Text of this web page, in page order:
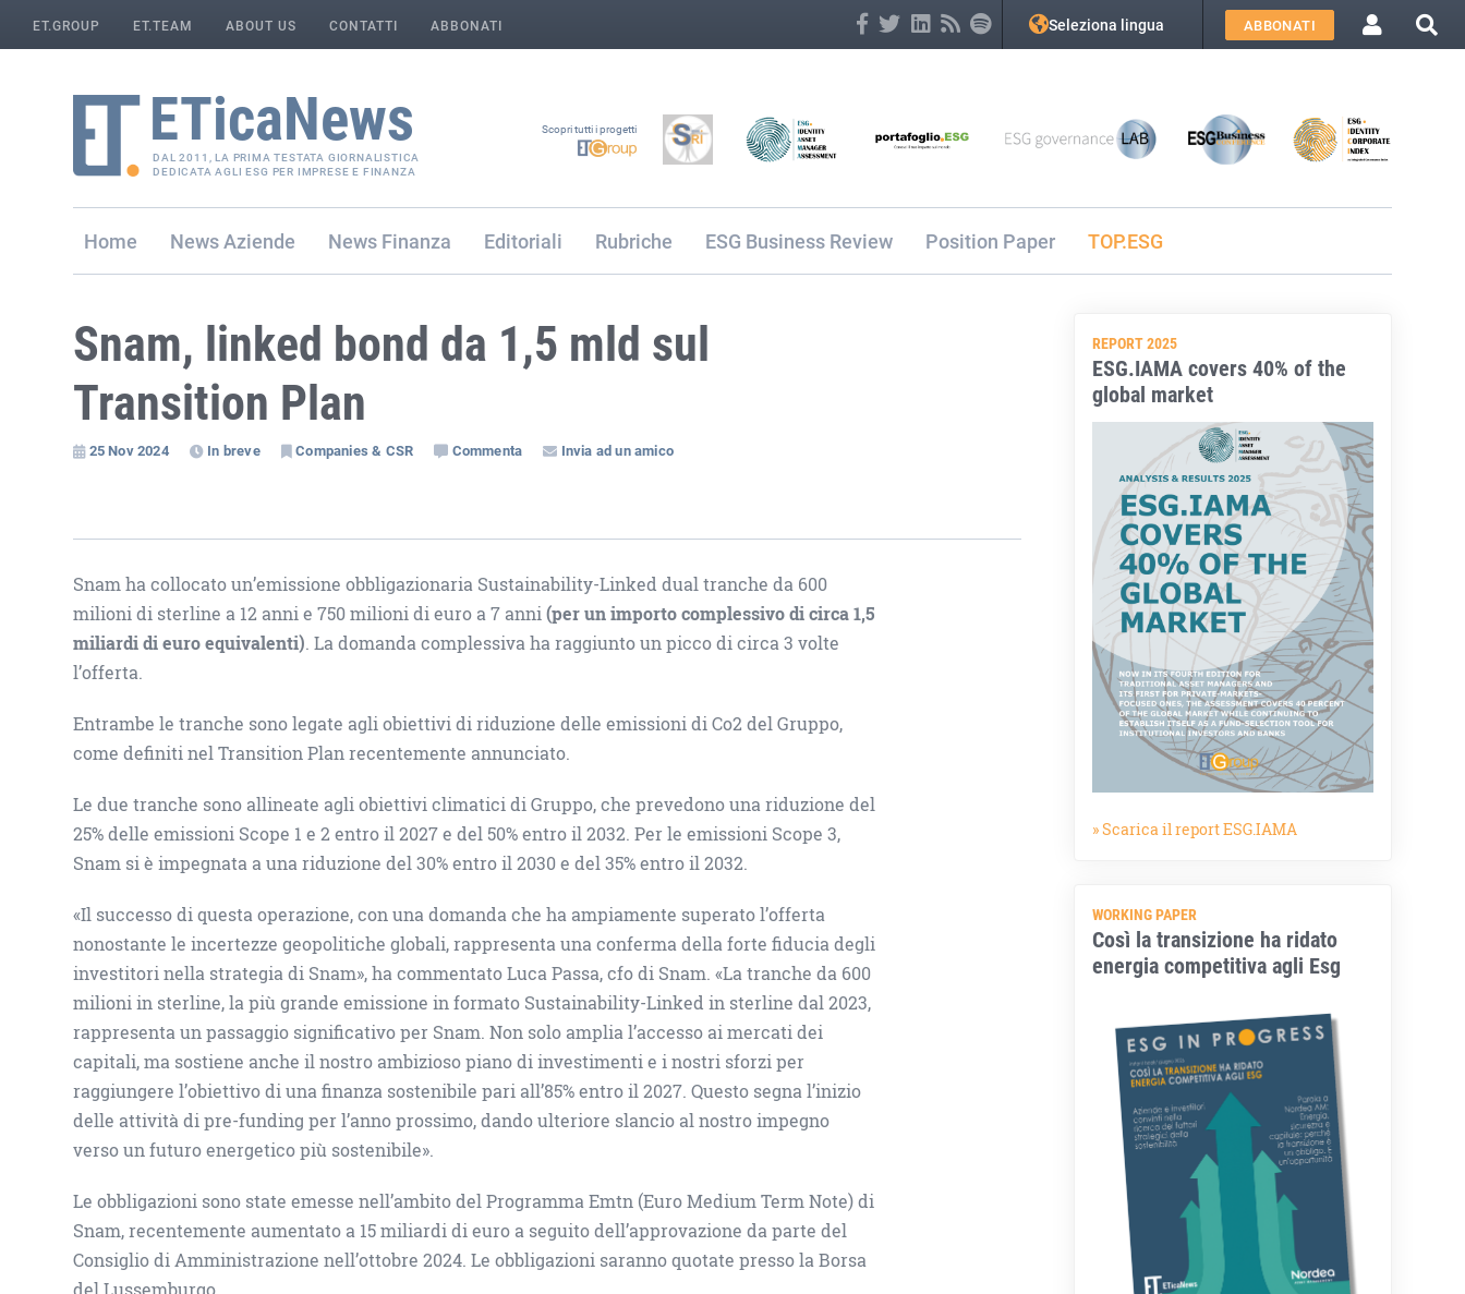
ET.GROUP ET.TEAM ABOUT US CONTATTI ABBONATI Seleziona lingua ABBONATI
DAL 2011, LA PRIMA TESTATA GIORNALISTICA
DEDICATA AGLI ESG PER IMPRESE E FINANZA
Scopri tutti i progetti
Home Aziende Finanza Editoriali Rubriche ESG Business Review Position Paper TOP.ESG
Snam, linked bond da 1,5 mld sul
Transition Plan
25 Nov 2024 In breve Companies & CSR Commenta Invia ad un amico
Snam ha collocato un’emissione obbligazionaria Sustainability-Linked dual tranche da 600
milioni di sterline a 12 anni e 750 milioni di euro a 7 anni(per un importo complessivo di circa 1,5
miliardi di euro equivalenti). La domanda complessiva ha raggiunto un picco di circa 3 volte
l’offerta.
Entrambe le tranche sono legate agli obiettivi di riduzione delle emissioni di Co2 del Gruppo,
come definiti nel Transition Plan recentemente annunciato.
Le due tranche sono allineate agli obiettivi climatici di Gruppo, che prevedono una riduzione del
25% delle emissioni Scope 1 e 2 entro il 2027 e del 50% entro il 2032. Per le emissioni Scope 3,
Snam si è impegnata a una riduzione del 30% entro il 2030 e del 35% entro il 2032.
«Il successo di questa operazione, con una domanda che ha ampiamente superato l’offerta
nonostante le incertezze geopolitiche globali, rappresenta una conferma della forte fiducia degli
investitori nella strategia di Snam», ha commentato Luca Passa, cfo di Snam. «La tranche da 600
milioni in sterline, la più grande emissione in formato Sustainability-Linked in sterline dal 2023,
rappresenta un passaggio significativo per Snam. Non solo amplia l’accesso ai mercati dei
capitali, ma sostiene anche il nostro ambizioso piano di investimenti e i nostri sforzi per
raggiungere l’obiettivo di una finanza sostenibile pari all’85% entro il 2027. Questo segna l’inizio
delle attività di pre-funding per l’anno prossimo, dando ulteriore slancio al nostro impegno
verso un futuro energetico più sostenibile».
Le obbligazioni sono state emesse nell’ambito del Programma Emtn (Euro Medium Term Note) di
Snam, recentemente aumentato a 15 miliardi di euro a seguito dell’approvazione da parte del
Consiglio di Amministrazione nell’ottobre 2024. Le obbligazioni saranno quotate presso la Borsa
del Lussemburgo.
REPORT 2025
ESG.IAMA covers 40% of the
global market
» Scarica il report ESG.IAMA
WORKING PAPER
Così la transizione ha ridato
energia competitiva agli Esg